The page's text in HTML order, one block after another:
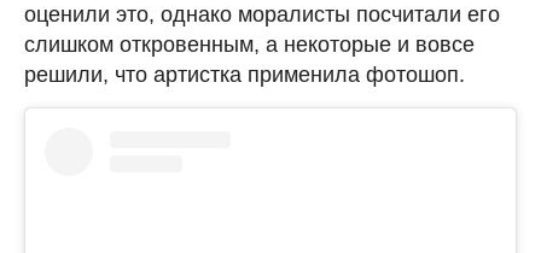
оценили это, однако моралисты посчитали его
слишком откровенным, а некоторые и вовсе
решили, что артистка применила фотошоп.